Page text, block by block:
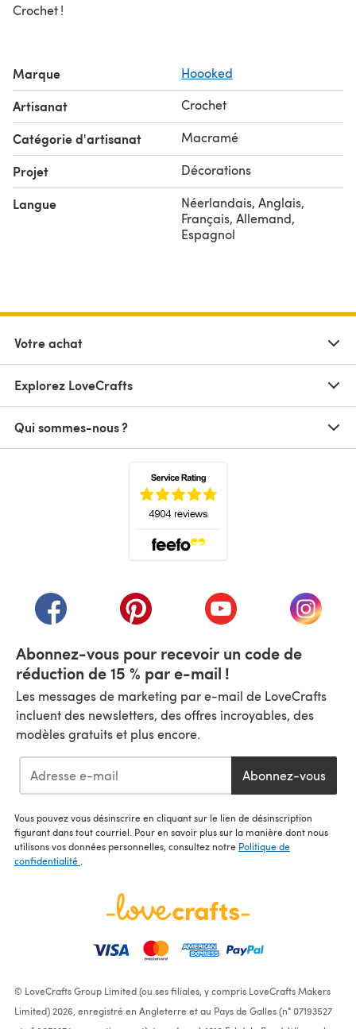
Crochet !
Marque Hoooked
Artisanat Crochet
Catégorie d'artisanat Macramé
Projet Décorations
Langue
Néerlandais, Anglais,
Français, Allemand,
Espagnol
Votre achat
Explorez LoveCrafts
Qui sommes-nous ?
(s'ouvre dans un nouvel onglet)
(s'ouvre dans un nouvel onglet)
(s'ouvre dans un(s'ouvre
Abonnez-vous pour recevoir un code de
réduction de 15 % par e-mail !
Les messages de marketing par e-mail de LoveCrafts
incluent des newsletters, des offres incroyables, des
modèles gratuits et plus encore.
Abonnez-vous
Vous pouvez vous désinscrire en cliquant sur le lien de désinscription
figurant dans tout courriel. Pour en savoir plus sur la manière dont nous
utilisons vos données personnelles, consultez notre Politique de
confidentialité
© LoveCrafts Group Limited (ou ses filiales, y compris LoveCrafts Makers
Limited) 2026, enregistré en Angleterre et au Pays de Galles (n° 07193527